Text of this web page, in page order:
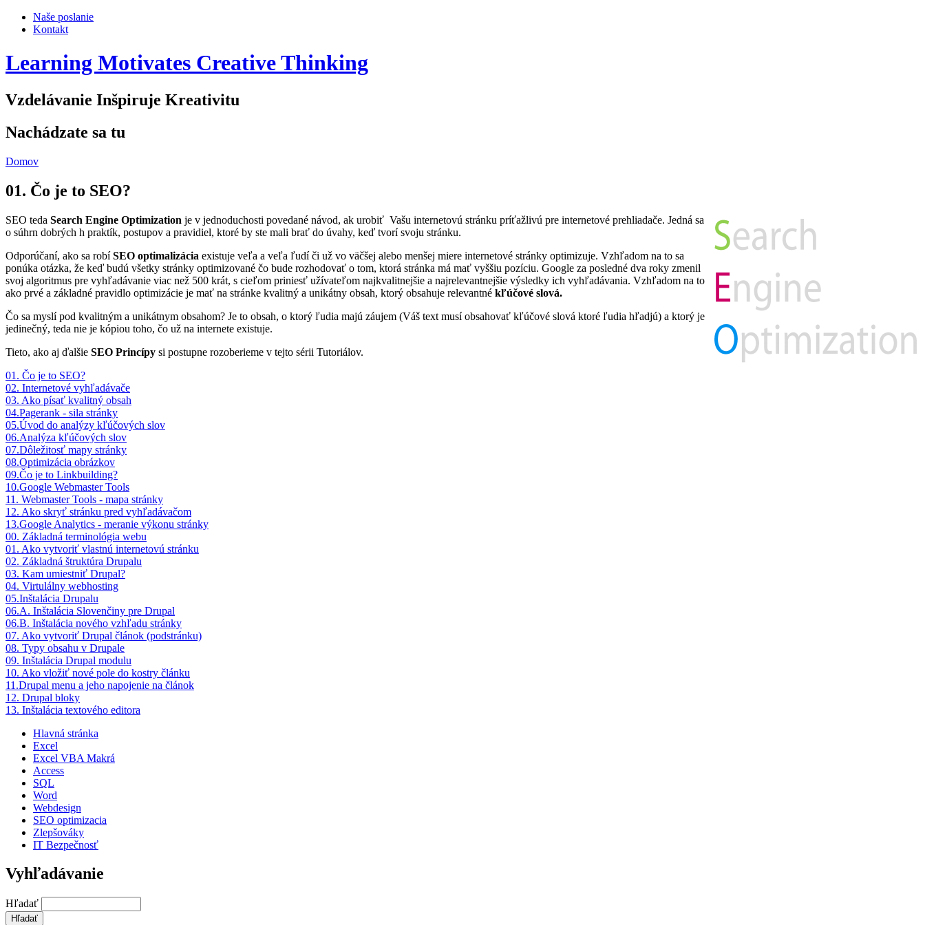
Naše poslanie
Kontakt
Learning Motivates Creative Thinking
Vzdelávanie Inšpiruje Kreativitu
Nachádzate sa tu
Domov
01. Čo je to SEO?
SEO teda Search Engine Optimization je v jednoduchosti povedané návod, ak urobiť Vašu internetovú stránku príťažlivú pre internetové prehliadače. Jedná sa
o súhrn dobrých h praktík, postupov a pravidiel, ktoré by ste mali brať do úvahy, keď tvorí svoju stránku.
Odporúčaní, ako sa robíSEO optimalizácia existuje veľa a veľa ľudí či už vo väčšej alebo menšej miere internetové stránky optimizuje. Vzhľadom na to sa
ponúka otázka, že keď budú všetky stránky optimizované čo bude rozhodovať o tom, ktorá stránka má mať vyššiu pozíciu. Google za posledné dva roky zmenil
svoj algoritmus pre vyhľadávanie viac než 500 krát, s cieľom priniesť užívateľom najkvalitnejšie a najrelevantnejšie výsledky ich vyhľadávania. Vzhľadom na to
ako prvé a základné pravidlo optimizácie je mať na stránke kvalitný a unikátny obsah, ktorý obsahuje relevantné kľúčové slová.
Čo sa myslí pod kvalitným a unikátnym obsahom? Je to obsah, o ktorý ľudia majú záujem (Váš text musí obsahovať kľúčové slová ktoré ľudia hľadjú) a ktorý je
jedinečný, teda nie je kópiou toho, čo už na internete existuje.
Tieto, ako aj ďalšie SEO Princípy si postupne rozoberieme v tejto sérii Tutoriálov.
01. Čo je to SEO?
02. Internetové vyhľadávače
03. Ako písať kvalitný obsah
04.Pagerank - sila stránky
05.Úvod do analýzy kľúčových slov
06.Analýza kľúčových slov
07.Dôležitosť mapy stránky
08.Optimizácia obrázkov
09.Čo je to Linkbuilding?
10.Google Webmaster Tools
11. Webmaster Tools - mapa stránky
12. Ako skryť stránku pred vyhľadávačom
13.Google Analytics - meranie výkonu stránky
00. Základná terminológia webu
01. Ako vytvoriť vlastnú internetovú stránku
02. Základná štruktúra Drupalu
03. Kam umiestniť Drupal?
04. Virtulálny webhosting
05.Inštalácia Drupalu
06.A. Inštalácia Slovenčiny pre Drupal
06.B. Inštalácia nového vzhľadu stránky
07. Ako vytvoriť Drupal článok (podstránku)
08. Typy obsahu v Drupale
09. Inštalácia Drupal modulu
10. Ako vložiť nové pole do kostry článku
11.Drupal menu a jeho napojenie na článok
12. Drupal bloky
13. Inštalácia textového editora
Hlavná stránka
Excel
Excel VBA Makrá
Access
SQL
Word
Webdesign
SEO optimizacia
Zlepšováky
IT Bezpečnosť
Vyhľadávanie
Hľadať